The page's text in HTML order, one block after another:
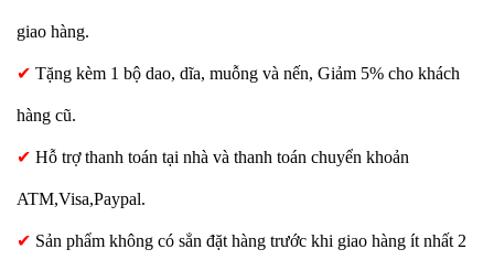
giao hàng.
✔ Tặng kèm 1 bộ dao, dĩa, muỗng và nến, Giảm 5% cho khách
hàng cũ.
✔ Hỗ trợ thanh toán tại nhà và thanh toán chuyển khoản
ATM,Visa,Paypal.
✔ Sản phẩm không có sẳn đặt hàng trước khi giao hàng ít nhất 2